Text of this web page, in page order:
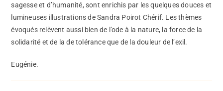
sagesse et d’humanité, sont enrichis par les quelques douces et
lumineuses illustrations de Sandra Poirot Chérif. Les thèmes
évoqués relèvent aussi bien de l’ode à la nature, la force de la
solidarité et de la de tolérance que de la douleur de l’exil.
Eugénie.